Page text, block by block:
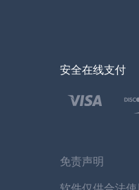
安全在线支付
免责声明